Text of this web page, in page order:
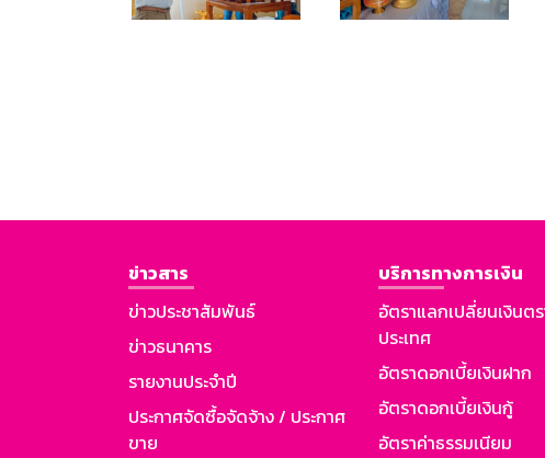
ข่าวสาร
ข่าวประชาสัมพันธ์
ข่าวธนาคาร
รายงานประจำปี
ประกาศจัดซื้อจัดจ้าง / ประกาศ
ขาย
บริการทางการเงิน
อัตราแลกเปลี่ยนเงินต
ประเทศ
อัตราดอกเบี้ยเงินฝาก
อัตราดอกเบี้ยเงินกู้
อัตราค่าธรรมเนียม